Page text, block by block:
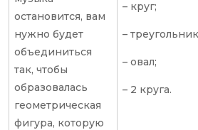
остановится, вам
нужно будет
объединиться
так, чтобы
образовалась
геометрическая
фигура, которую
– круг;
–
– овал;
– 2 круга.